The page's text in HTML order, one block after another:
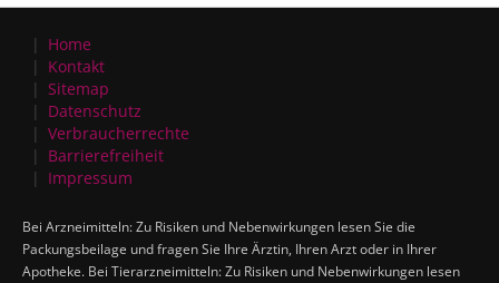
Home
Kontakt
Sitemap
Datenschutz
Verbraucherrechte
Barrierefreiheit
Impressum
Bei Arzneimitteln: Zu Risiken und Nebenwirkungen lesen Sie die
Packungsbeilage und fragen Sie Ihre Ärztin, Ihren Arzt oder in Ihrer
Apotheke. Bei Tierarzneimitteln: Zu Risiken und Nebenwirkungen lesen